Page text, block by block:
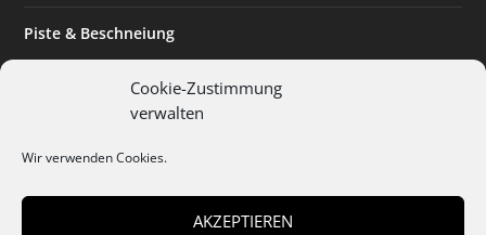
Cookie-Zustimmung
verwalten
Wir verwenden Cookies.
AKZEPTIEREN
Piste & Beschneiung
Expertise & Technik